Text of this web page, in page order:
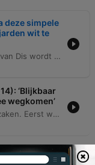
deze simpele
wit te
In dit gesprek met officier van justitie Anita van Dis wordt de enorme schaal van crimineel vermogen en witwassen in Nederland besproken. Er wordt ingegaan op de sterke verwevenheid tussen drugscriminaliteit en fraudestructuren, waarbij criminelen gebruikmaken van legale sectoren zoals de zorg en landbouw om geld wit te wassen. Daarnaast worden de grote uitdagingen binnen de strafrechtketen belicht, waaronder privacywetgeving, het gebrek aan gegevensdeling tussen overheidsinstanties en een tekort aan capaciteit. Tot slot wordt besproken hoe het Openbaar Ministerie probeert in beslag genomen goederen terug te geven aan de maatschappij.
‘Blijkbaar
wegkomen’
Deze aflevering behandelt twee juridische zaken. Eerst wordt de veroordeling van Marian van D. besproken voor uitbuiting op een paardenfokkerij in Kamerik, gevolgd door de zaak rondom het overlijden van de 14-jarige Tamar in 2020. Hierbij wordt ingegaan op de details van de aanrijding door Jamal T. en de onduidelijkheden rondom de positie van het slachtoffer. Daarnaast wordt de vrijspraak van Jamal T. geanalyseerd, waarbij de rechtbank het scenario dat hij de aanrijding had moeten zien niet aannemelijk vond. De podcast belicht de juridische complexiteit van de schuldvraag en de enorme emotionele impact van deze uitspraak op de nabestaanden.
Peter van